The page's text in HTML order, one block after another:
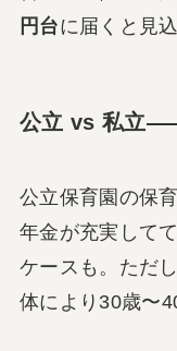
円台に届くと見
公立 vs 私立
公立保育園の保
年金が充実して
ケースも。ただ
体により30歳〜